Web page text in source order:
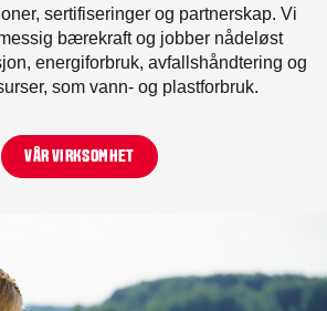
sertifiseringer og partnerskap. Vi
bærekraft og jobber nådeløst
energiforbruk, avfallshåndtering og
som vann- og plastforbruk.
VÅR VIRKSOMHET